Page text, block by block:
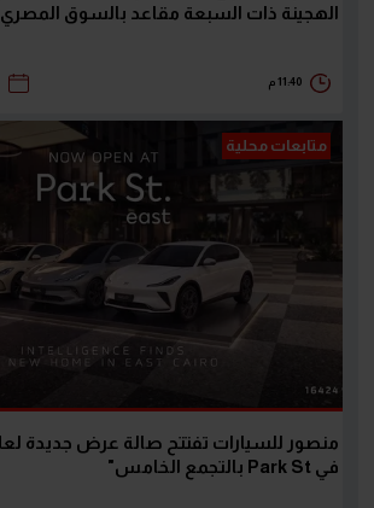
الهجينة ذات السبعة مقاعد بالسوق المصري
11:40 م
متابعات محلية
في Park St بالتجمع الخامس"